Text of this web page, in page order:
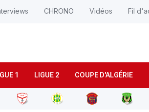
1 LIGUE 2 COUPE D'ALGÉRIE
CHRONO Vidéos Fil